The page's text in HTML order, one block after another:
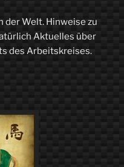
der Welt. Hinweise zu
Aktuelles über
des Arbeitskreises.